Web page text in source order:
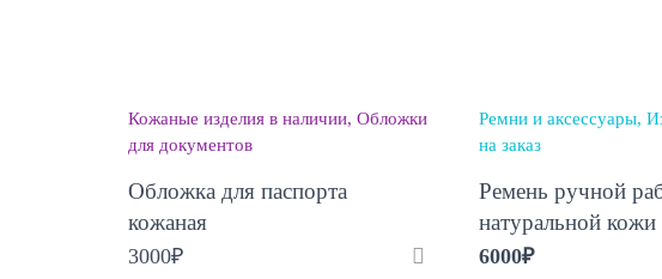
Кожаные изделия в наличии Обложки
для документов
Обложка для паспорта
кожаная
3000₽
Ремни и аксессуары
на заказ
Ремень ручной
натуральной кожи
6000₽